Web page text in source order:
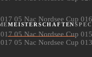
MEISTERSCHAFTEN